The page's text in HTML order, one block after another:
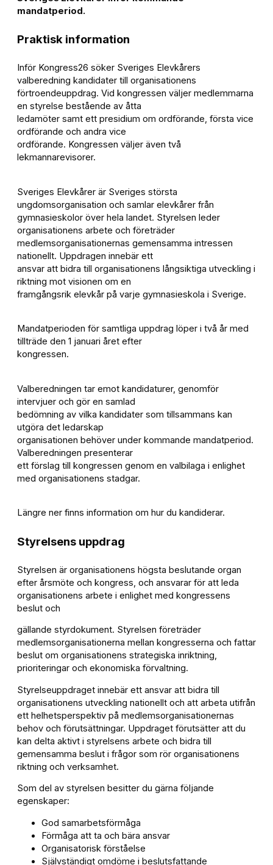
mandatperiod.
Praktisk information
Inför Kongress26 söker Sveriges Elevkårers
valberedning kandidater till organisationens
förtroendeuppdrag. Vid kongressen väljer medlemmarna
en styrelse bestående av åtta
ledamöter samt ett presidium om ordförande, första vice
ordförande och andra vice
ordförande. Kongressen väljer även två
lekmannarevisorer.
Sveriges Elevkårer är Sveriges största
ungdomsorganisation och samlar elevkårer från
gymnasieskolor över hela landet. Styrelsen leder
organisationens arbete och företräder
medlemsorganisationernas gemensamma intressen
nationellt. Uppdragen innebär ett
ansvar att bidra till organisationens långsiktiga utveckling i
riktning mot visionen om en
framgångsrik elevkår på varje gymnasieskola i Sverige.
Mandatperioden för samtliga uppdrag löper i två år med
tillträde den 1 januari året efter
kongressen.
Valberedningen tar emot kandidaturer, genomför
intervjuer och gör en samlad
bedömning av vilka kandidater som tillsammans kan
utgöra det ledarskap
organisationen behöver under kommande mandatperiod.
Valberedningen presenterar
ett förslag till kongressen genom en valbilaga i enlighet
med organisationens stadgar.
Längre ner finns information om hur du kandiderar.
Styrelsens uppdrag
Styrelsen är organisationens högsta beslutande organ
efter årsmöte och kongress, och ansvarar för att leda
organisationens arbete i enlighet med kongressens
beslut och
gällande styrdokument. Styrelsen företräder
medlemsorganisationerna mellan kongresserna och fattar
beslut om organisationens strategiska inriktning,
prioriteringar och ekonomiska förvaltning.
Styrelseuppdraget innebär ett ansvar att bidra till
organisationens utveckling nationellt och att arbeta utifrån
ett helhetsperspektiv på medlemsorganisationernas
behov och förutsättningar. Uppdraget förutsätter att du
kan delta aktivt i styrelsens arbete och bidra till
gemensamma beslut i frågor som rör organisationens
riktning och verksamhet.
Som del av styrelsen besitter du gärna följande
egenskaper:
God samarbetsförmåga
Förmåga att ta och bära ansvar
Organisatorisk förståelse
Självständigt omdöme i beslutsfattande